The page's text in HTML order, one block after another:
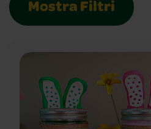
Mostra Filtri